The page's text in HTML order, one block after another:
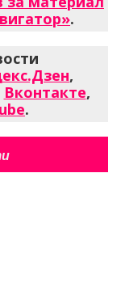
.
,
Вконтакте,
.